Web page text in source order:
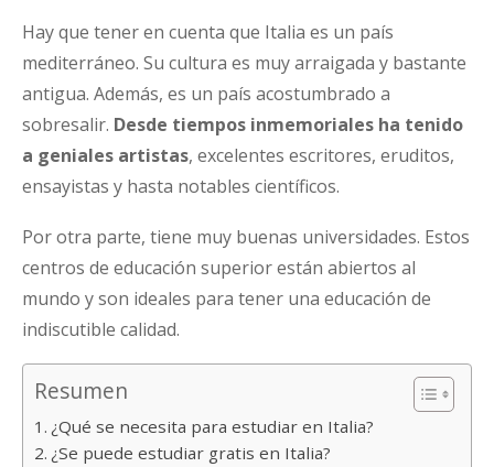
Hay que tener en cuenta que Italia es un país
mediterráneo. Su cultura es muy arraigada y bastante
antigua. Además, es un país acostumbrado a
sobresalir. Desde tiempos inmemoriales ha tenido
a geniales artistas, excelentes escritores, eruditos,
ensayistas y hasta notables científicos.
Por otra parte, tiene muy buenas universidades. Estos
centros de educación superior están abiertos al
mundo y son ideales para tener una educación de
indiscutible calidad.
Resumen
¿Qué se necesita para estudiar en Italia?
¿Se puede estudiar gratis en Italia?